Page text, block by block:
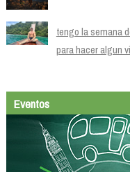
tengo la semana
para hacer algun
Eventos